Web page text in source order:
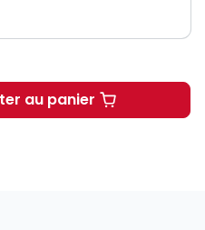
au panier
Procédure civile. 5e